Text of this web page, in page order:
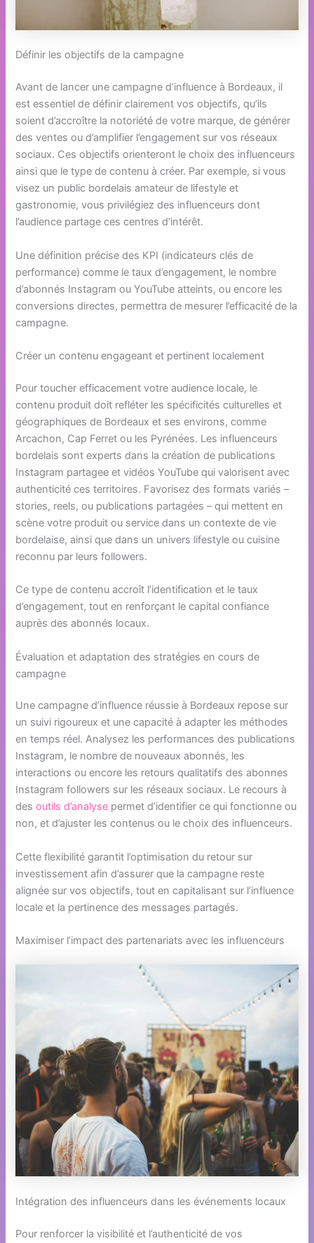
Définir les objectifs de la campagne
Avant de lancer une campagne d’influence à Bordeaux, il
est essentiel de définir clairement vos objectifs, qu’ils
soient d’accroître la notoriété de votre marque, de générer
des ventes ou d’amplifier l’engagement sur vos réseaux
sociaux. Ces objectifs orienteront le choix des influenceurs
ainsi que le type de contenu à créer. Par exemple, si vous
visez un public bordelais amateur de lifestyle et
gastronomie, vous privilégiez des influenceurs dont
l’audience partage ces centres d’intérêt.
Une définition précise des KPI (indicateurs clés de
performance) comme le taux d’engagement, le nombre
d’abonnés Instagram ou YouTube atteints, ou encore les
conversions directes, permettra de mesurer l’efficacité de la
campagne.
Créer un contenu engageant et pertinent localement
Pour toucher efficacement votre audience locale, le
contenu produit doit refléter les spécificités culturelles et
géographiques de Bordeaux et ses environs, comme
Arcachon, Cap Ferret ou les Pyrénées. Les influenceurs
bordelais sont experts dans la création de publications
Instagram partagee et vidéos YouTube qui valorisent avec
authenticité ces territoires. Favorisez des formats variés –
stories, reels, ou publications partagées – qui mettent en
scène votre produit ou service dans un contexte de vie
bordelaise, ainsi que dans un univers lifestyle ou cuisine
reconnu par leurs followers.
Ce type de contenu accroît l’identification et le taux
d’engagement, tout en renforçant le capital confiance
auprès des abonnés locaux.
Évaluation et adaptation des stratégies en cours de
campagne
Une campagne d’influence réussie à Bordeaux repose sur
un suivi rigoureux et une capacité à adapter les méthodes
en temps réel. Analysez les performances des publications
Instagram, le nombre de nouveaux abonnés, les
interactions ou encore les retours qualitatifs des abonnes
Instagram followers sur les réseaux sociaux. Le recours à
desoutils d’analyse permet d’identifier ce qui fonctionne ou
non, et d’ajuster les contenus ou le choix des influenceurs.
Cette flexibilité garantit l’optimisation du retour sur
investissement afin d’assurer que la campagne reste
alignée sur vos objectifs, tout en capitalisant sur l’influence
locale et la pertinence des messages partagés.
Maximiser l’impact des partenariats avec les influenceurs
Intégration des influenceurs dans les événements locaux
Pour renforcer la visibilité et l’authenticité de vos